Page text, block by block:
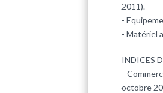
2011).
-
- Matériel
INDICES
-
octobre